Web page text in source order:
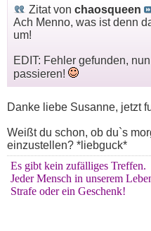
Zitat von chaosqueen
Ach Menno, was ist denn
um!
EDIT: Fehler gefunden,
passieren!
Danke liebe Susanne, jetzt
Weißt du schon, ob du`s
einzustellen? *liebguck*
Es gibt kein zufälliges Treffen.
Jeder Mensch in unserem
Strafe oder ein Geschenk!